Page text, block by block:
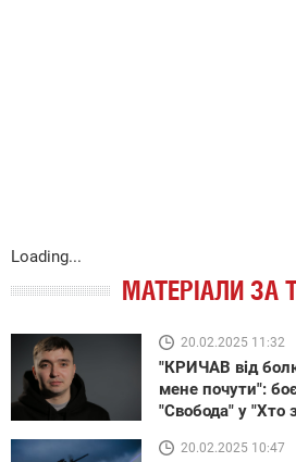
Loading...
МАТЕРІАЛИ ЗА
20.02.2025 11:32
"КРИЧАВ від
мене почути":
"Свобода" у "Хто
20.02.2025 10:47